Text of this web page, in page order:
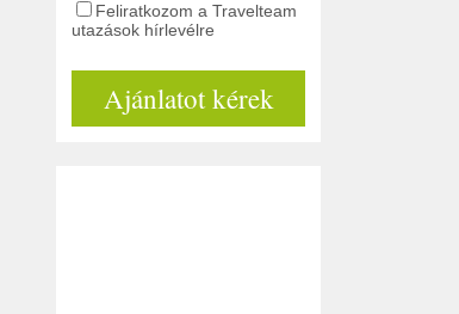
Feliratkozom a Travelteam
utazások hírlevélre
Ajánlatot kérek